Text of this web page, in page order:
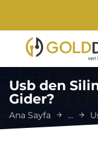
Usb den
Gider?
Ana Sayfa ...